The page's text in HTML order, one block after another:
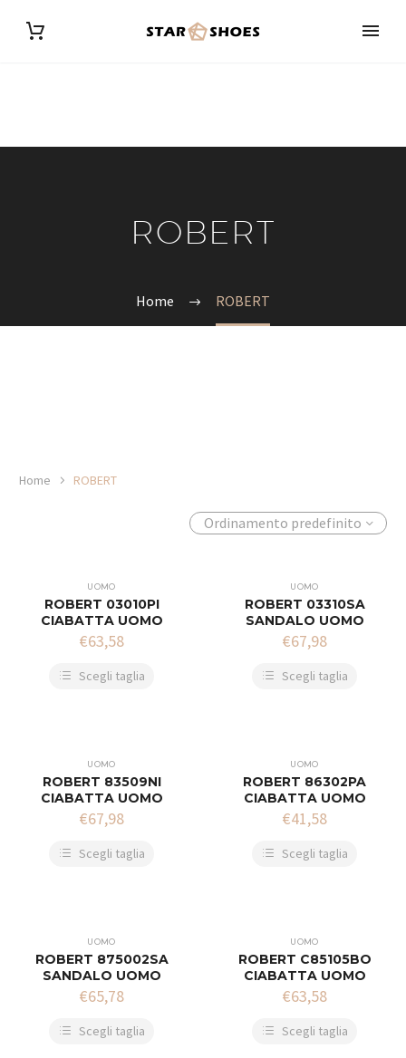
ROBERT
Home ROBERT
Home ROBERT
Ordinamento predefinito
UOMO
ROBERT 03010PI
CIABATTA UOMO
€63,58
Scegli taglia
UOMO
ROBERT 03310SA
SANDALO UOMO
€67,98
Scegli taglia
UOMO
ROBERT 83509NI
CIABATTA UOMO
€67,98
Scegli taglia
UOMO
ROBERT 86302PA
CIABATTA UOMO
€41,58
Scegli taglia
UOMO
ROBERT 875002SA
SANDALO UOMO
€65,78
Scegli taglia
UOMO
ROBERT C85105BO
CIABATTA UOMO
€63,58
Scegli taglia